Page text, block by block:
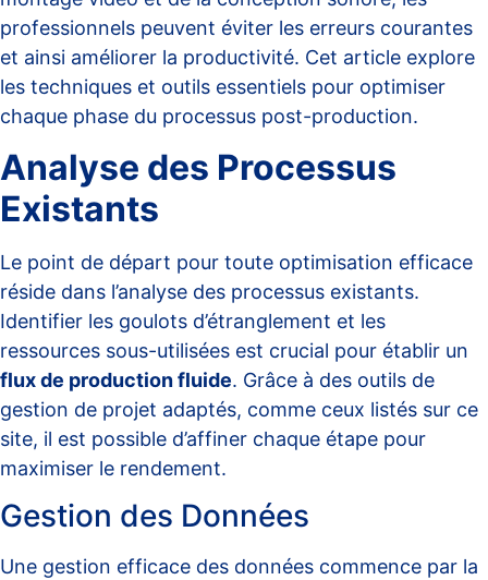
professionnels peuvent éviter les erreurs courantes
et ainsi améliorer la productivité. Cet article explore
les techniques et outils essentiels pour optimiser
chaque phase du processus post-production.
Analyse des Processus
Existants
Le point de départ pour toute optimisation efficace
réside dans l’analyse des processus existants.
Identifier les goulots d’étranglement et les
ressources sous-utilisées est crucial pour établir un
flux de production fluide. Grâce à des outils de
gestion de projet adaptés, comme ceux listés sur ce
site, il est possible d’affiner chaque étape pour
maximiser le rendement.
Gestion des Données
Une gestion efficace des données commence par la